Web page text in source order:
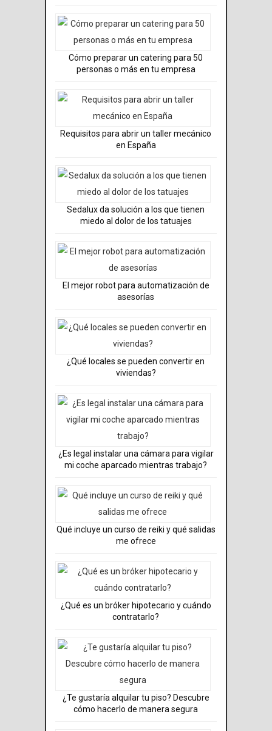
Cómo preparar un catering para 50
personas o más en tu empresa
Requisitos para abrir un taller mecánico
en España
Sedalux da solución a los que tienen
miedo al dolor de los tatuajes
El mejor robot para automatización de
asesorías
¿Qué locales se pueden convertir en
viviendas?
¿Es legal instalar una cámara para vigilar
mi coche aparcado mientras trabajo?
Qué incluye un curso de reiki y qué salidas
me ofrece
¿Qué es un bróker hipotecario y cuándo
contratarlo?
¿Te gustaría alquilar tu piso? Descubre
cómo hacerlo de manera segura